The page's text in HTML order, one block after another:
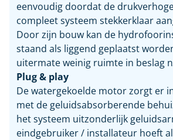
eenvoudig doordat de
compleet systeem stekkerklaar
Door zijn bouw kan de
staand als liggend geplaatst
uitermate weinig ruimte in beslag
Plug & play
De watergekoelde motor zorgt er
met de geluidsabsorberende
het systeem uitzonderlijk
eindgebruiker / installateur hoeft